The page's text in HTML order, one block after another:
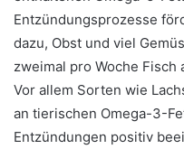
Entzündungsprozesse
dazu, Obst und viel
zweimal pro Woche Fisch
Vor allem Sorten wie
an tierischen Omega-3-
Entzündungen positiv